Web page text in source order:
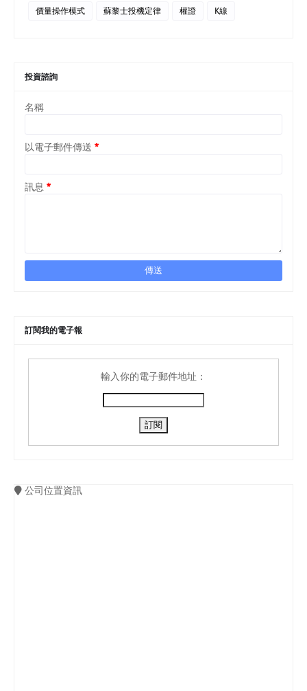
價量操作模式 蘇黎士投機定律 權證 K線
投資諮詢
名稱
以電子郵件傳送 *
訊息 *
訂閱我的電子報
輸入你的電子郵件地址：
公司位置資訊